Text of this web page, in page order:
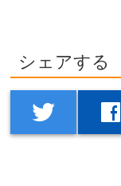
シェアする
twitter facebook